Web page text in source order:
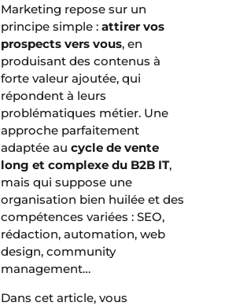
Marketing repose sur un
principe simple :attirer vos
prospects vers vous, en
produisant des contenus à
forte valeur ajoutée, qui
répondent à leurs
problématiques métier. Une
approche parfaitement
adaptée aucycle de vente
long et complexe du B2B IT,
mais qui suppose une
organisation bien huilée et des
compétences variées : SEO,
rédaction, automation, web
design, community
management…
Dans cet article, vous